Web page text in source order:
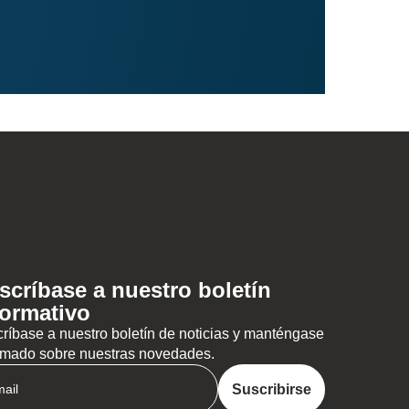
a nuestro boletín
a nuestro boletín de noticias y manténgase
sobre nuestras novedades.